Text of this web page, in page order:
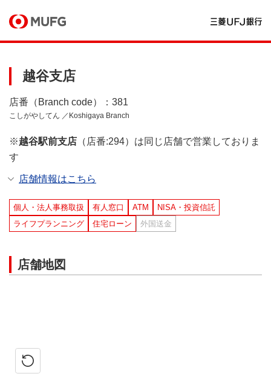
越谷支店
店番（Branch code）：381
こしがやしてん ／Koshigaya Branch
※越谷駅前支店 （店番:294）は同じ店舗で営業しておりま
す
店舗情報はこちら
個人・法人事務取扱 有人窓口 ATM
NISA・投資信託
ライフプランニング
住宅ローン 外国送金
店舗地図